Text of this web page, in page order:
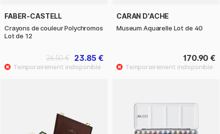
FABER-CASTELL
Crayons de couleur Polychromos
Lot de 12
23.85 €
26.50 €
CARAN D'ACHE
Museum Aquarelle Lot de 40
170.90 €